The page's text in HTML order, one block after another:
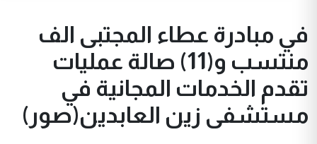
في مبادرة عطاء المجتبى الف
منتسب و(11) صالة عمليات
تقدم الخدمات المجانية في
مستشفى زين العابدين(صور)